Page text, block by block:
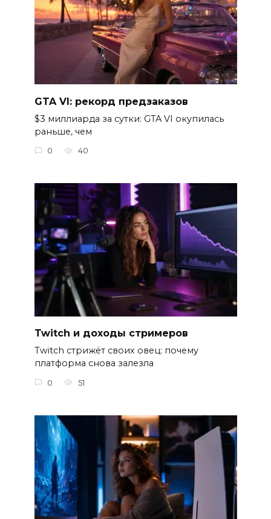
GTA VI: рекорд предзаказов
$3 миллиарда за сутки: GTA VI окупилась
раньше, чем
0 40
Twitch и доходы стримеров
Twitch стрижёт своих овец: почему
платформа снова залезла
0 51